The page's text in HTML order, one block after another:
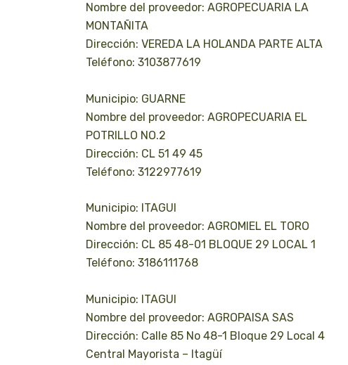
Nombre del proveedor: AGROPECUARIA LA
MONTAÑITA
Dirección: VEREDA LA HOLANDA PARTE ALTA
Teléfono: 3103877619
Municipio: GUARNE
Nombre del proveedor: AGROPECUARIA EL
POTRILLO NO.2
Dirección: CL 51 49 45
Teléfono: 3122977619
Municipio: ITAGUI
Nombre del proveedor: AGROMIEL EL TORO
Dirección: CL 85 48-01 BLOQUE 29 LOCAL 1
Teléfono: 3186111768
Municipio: ITAGUI
Nombre del proveedor: AGROPAISA SAS
Dirección: Calle 85 No 48-1 Bloque 29 Local 4
Central Mayorista – Itagüí